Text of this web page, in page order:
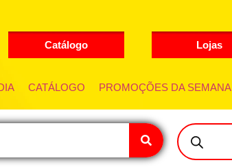
Catálogo Lojas
CATÁLOGO PROMOÇÕES DA SEMANA